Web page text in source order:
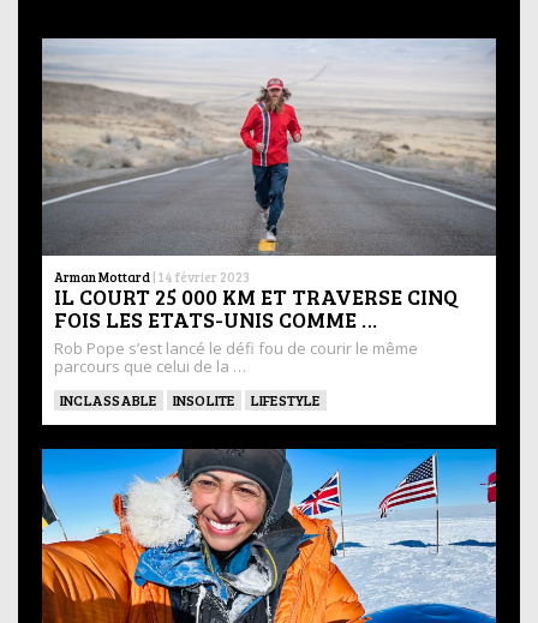
Arman Mottard | 14 février 2023
IL COURT 25 000 KM ET TRAVERSE CINQ
FOIS LES ETATS-UNIS COMME …
Rob Pope s’est lancé le défi fou de courir le même
parcours que celui de la …
INCLASSABLE INSOLITE LIFESTYLE